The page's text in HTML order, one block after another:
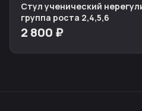
Стул ученический
группа роста 2,4,5,6
2 800 ₽